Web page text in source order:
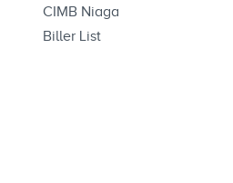
CIMB Niaga
Biller List